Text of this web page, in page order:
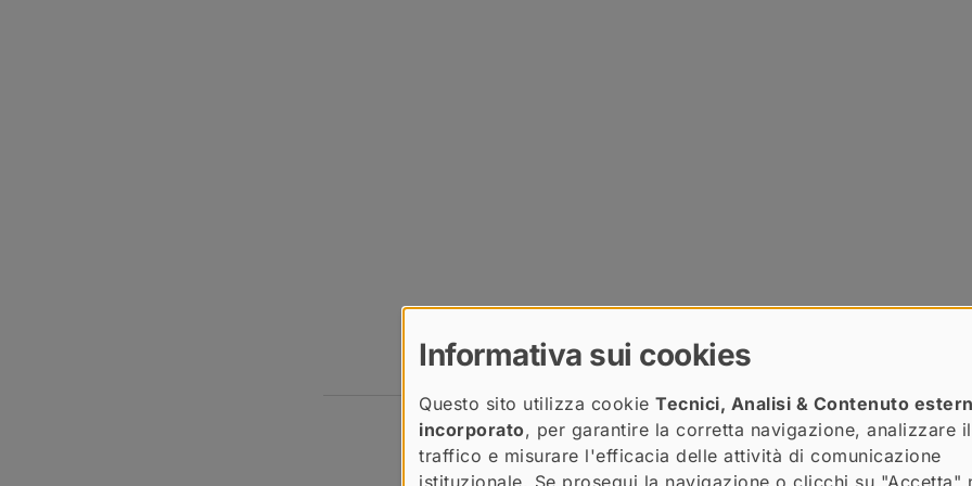
Copy: Copy: Untitled
Caricare contenuto esterno fornito daInfogram
Copy: Copy: Untitled(apre una nuova finestra)
Infogram(apre una nuova finestra)
Informativa sui cookies
Questo sito utilizza cookie Tecnici, Analisi & Contenuto
incorporato, per garantire la corretta navigazione, analizzare il
traffico e misurare l'efficacia delle attività di comunicazione
istituzionale. Se prosegui la navigazione o clicchi su "Accetta"